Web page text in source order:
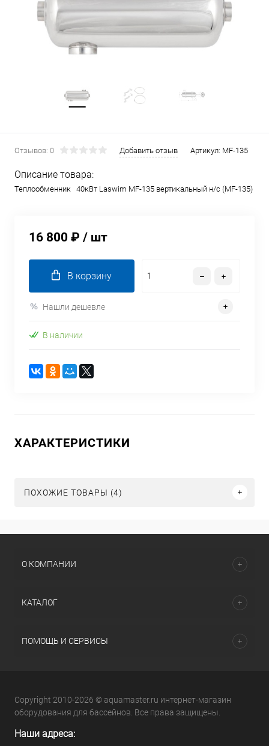
Отзывов: 0 Добавить отзыв Артикул: MF-135
Описание товара:
Теплообменник 40кВт Laswim MF-135 вертикальный н/с (MF-135)
16 800 ₽ / шт
В корзину
Нашли дешевле
В наличии
ХАРАКТЕРИСТИКИ
ПОХОЖИЕ ТОВАРЫ (4)
О КОМПАНИИ
КАТАЛОГ
ПОМОЩЬ И СЕРВИСЫ
Copyright 2010-2026 © aquamaster.ru интернет-магазин
оборудования для бассейнов. Все права защищены.
Наши адреса: